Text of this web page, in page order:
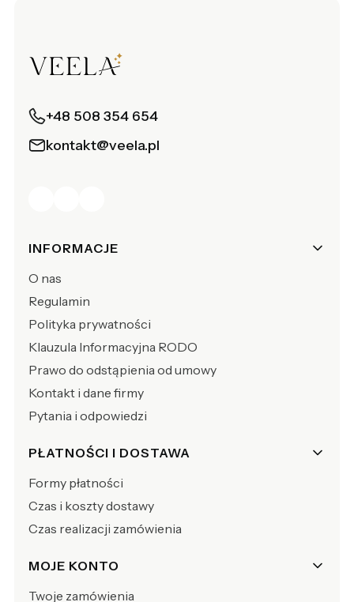
+48 508 354 654
kontakt@veela.pl
Linki w stopce
INFORMACJE
O nas
Regulamin
Polityka prywatności
Klauzula Informacyjna RODO
Prawo do odstąpienia od umowy
Kontakt i dane firmy
Pytania i odpowiedzi
PŁATNOŚCI I DOSTAWA
Formy płatności
Czas i koszty dostawy
Czas realizacji zamówienia
MOJE KONTO
Twoje zamówienia